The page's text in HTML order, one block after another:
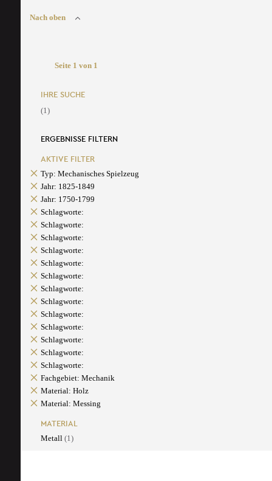
Nach oben
Seite 1 von 1
IHRE SUCHE
(1)
ERGEBNISSE FILTERN
AKTIVE FILTER
Typ: Mechanisches Spielzeug
Jahr: 1825-1849
Jahr: 1750-1799
Schlagworte:
Schlagworte:
Schlagworte:
Schlagworte:
Schlagworte:
Schlagworte:
Schlagworte:
Schlagworte:
Schlagworte:
Schlagworte:
Schlagworte:
Schlagworte:
Schlagworte:
Fachgebiet: Mechanik
Material: Holz
Material: Messing
MATERIAL
Metall (1)